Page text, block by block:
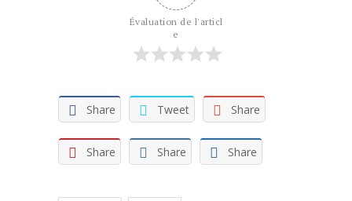
Évaluation de l'articl
e
Share Tweet Share
Share Share Share